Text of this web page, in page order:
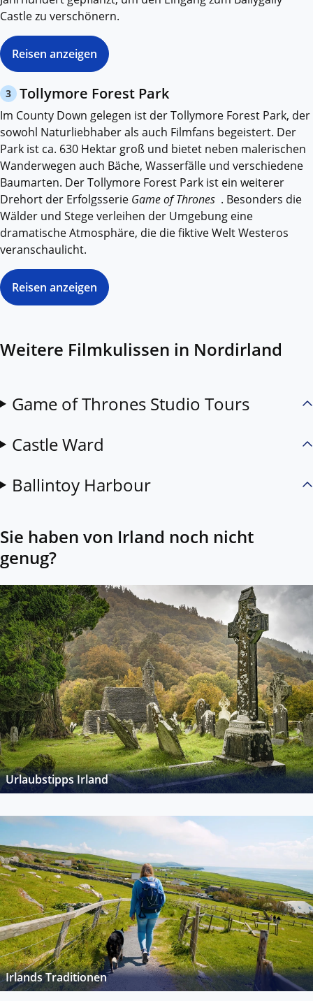
Castle zu verschönern.
Reisen anzeigen
3 Tollymore Forest Park
Im County Down gelegen ist der Tollymore Forest Park, der
sowohl Naturliebhaber als auch Filmfans begeistert. Der
Park ist ca. 630 Hektar groß und bietet neben malerischen
Wanderwegen auch Bäche, Wasserfälle und verschiedene
Baumarten. Der Tollymore Forest Park ist ein weiterer
Drehort der Erfolgsserie Game of Thrones . Besonders die
Wälder und Stege verleihen der Umgebung eine
dramatische Atmosphäre, die die fiktive Welt Westeros
veranschaulicht.
Reisen anzeigen
Weitere Filmkulissen in Nordirland
Game of Thrones Studio Tours
Castle Ward
Ballintoy Harbour
Sie haben von Irland noch nicht
genug?
Urlaubstipps Irland
Irlands Traditionen